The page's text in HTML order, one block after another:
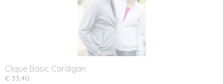
Clique Basic Cardigan
€ 33,40